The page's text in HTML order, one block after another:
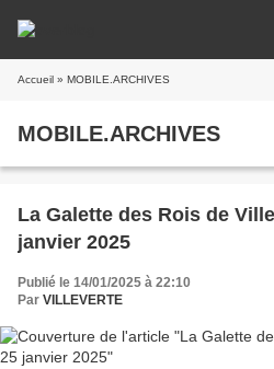
Accueil » MOBILE.ARCHIVES
MOBILE.ARCHIVES
La Galette des Rois de
janvier 2025
Publié le 14/01/2025 à 22:10
Par VILLEVERTE